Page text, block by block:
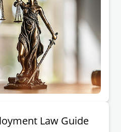
Law Guide